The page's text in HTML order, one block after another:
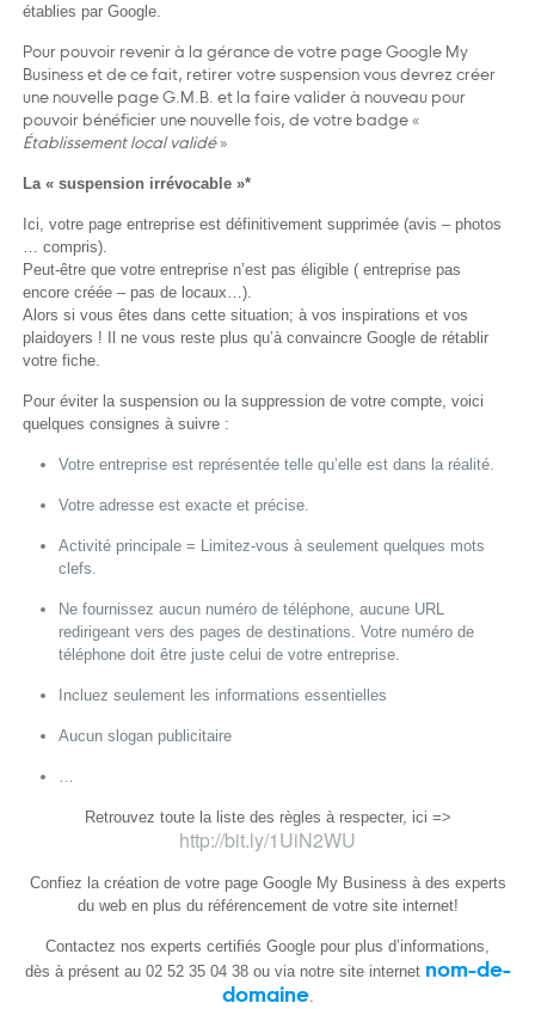
établies par Google.
Pour pouvoir revenir à la gérance de votre page Google My
Business et de ce fait, retirer votre suspension vous devrez créer
une nouvelle page G.M.B. et la faire valider à nouveau pour
pouvoir bénéficier une nouvelle fois, de votre badge «
Établissementlocal validé»
La « suspension irrévocable »*
Ici, votre page entreprise est définitivement supprimée (avis – photos
… compris).
Peut-être que votre entreprise n’est pas éligible ( entreprise pas
encore créée – pas de locaux…).
Alors si vous êtes dans cette situation; à vos inspirations et vos
plaidoyers ! Il ne vous reste plus qu’à convaincre Google de rétablir
votre fiche.
Pour éviter la suspension ou la suppression de votre compte, voici
quelques consignes à suivre :
Votre entreprise est représentée tel le qu’elle est dans la réalité.
Votre adresse est exacte et précise.
Activité principale = Limitez-vous à seulement quelques mots
clefs.
Ne fournissez aucun numéro de téléphone, aucune URL
redirigeant vers des pages de destinations. Votre numéro de
téléphone doit être juste celui de votre entreprise.
ncluez seulement les informations essentielles
Aucun slogan publicitaire
…
Retrouvez toute la liste des règles à respecter, ici =>
http://bit.ly/1UiN2WU
Confiez la création de votre page Google My Business à des experts
du web en plus du référencement de votre site internet!
Contactez nos experts certifiés Google pour plus d’informations,
dès à présent au 02 52 35 04 38 ou via notre site internet nom-de-
domaine.